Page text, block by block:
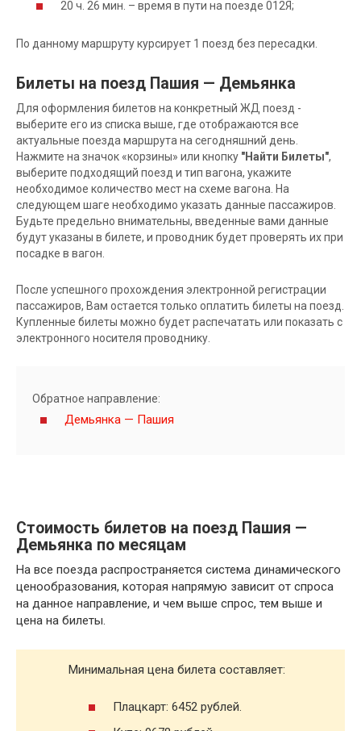
20 ч. 26 мин. – время в пути на поезде 012Я;
По данному маршруту курсирует 1 поезд без пересадки.
Билеты на поезд Пашия — Демьянка
Для оформления билетов на конкретный ЖД поезд -
выберите его из списка выше, где отображаются все
актуальные поезда маршрута на сегодняшний день.
Нажмите на значок «корзины» или кнопку "Найти Билеты",
выберите подходящий поезд и тип вагона, укажите
необходимое количество мест на схеме вагона. На
следующем шаге необходимо указать данные пассажиров.
Будьте предельно внимательны, введенные вами данные
будут указаны в билете, и проводник будет проверять их при
посадке в вагон.
После успешного прохождения электронной регистрации
пассажиров, Вам остается только оплатить билеты на поезд.
Купленные билеты можно будет распечатать или показать с
электронного носителя проводнику.
Обратное направление:
Демьянка — Пашия
Стоимость билетов на поезд Пашия —
Демьянка по месяцам
На все поезда распространяется система динамического
ценообразования, которая напрямую зависит от спроса
на данное направление, и чем выше спрос, тем выше и
цена на билеты.
Минимальная цена билета составляет:
Плацкарт: 6452 рублей.